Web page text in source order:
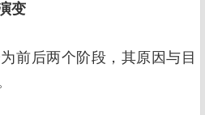
变
前后两个阶段，其原因与目